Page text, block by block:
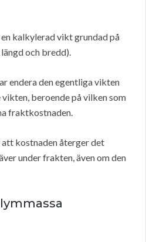
kalkylerad vikt grundad på
och bredd).
endera den egentliga vikten
beroende på vilken som
fraktkostnaden.
kostnaden återger det
under frakten, även om den